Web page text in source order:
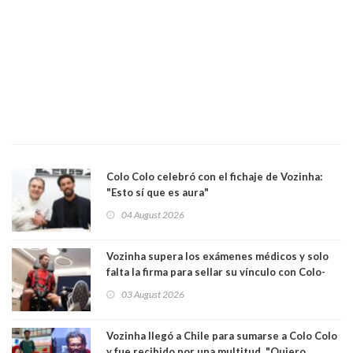
Colo Colo celebró con el fichaje de Vozinha:
"Esto sí que es aura"
04 August 2026
Vozinha supera los exámenes médicos y solo
falta la firma para sellar su vínculo con Colo-
03 August 2026
Vozinha llegó a Chile para sumarse a Colo Colo